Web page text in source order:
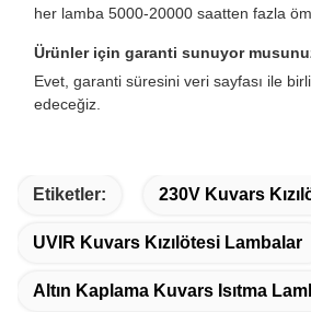
her lamba 5000-20000 saatten fazla
Ürünler için garanti sunuyor
Evet, garanti süresini veri sayfası ile
edeceğiz.
Etiketler: 230V Kuvars
UVIR Kuvars Kızılötesi Lambalar
Altın Kaplama Kuvars Isıtma